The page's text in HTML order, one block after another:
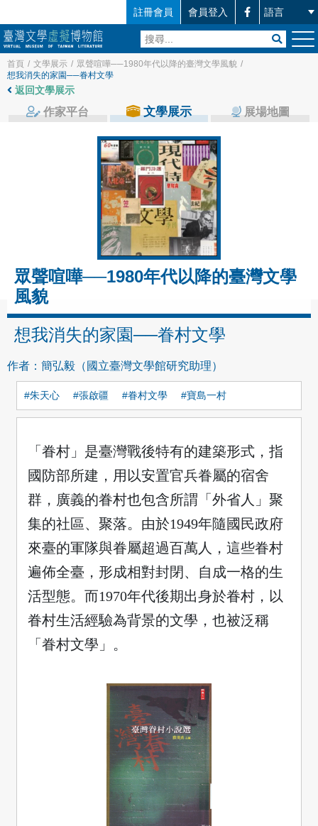
註冊會員 會員登入
首頁 / 文學展示 / 眾聲喧嘩──1980年代以降的臺灣文學風貌 /
想我消失的家園──眷村文學
返回文學展示
作家平台 文學展示 展場地圖
眾聲喧嘩──1980年代以降的臺灣文學
風貌
想我消失的家園──眷村文學
作者： 簡弘毅（國立臺灣文學館研究助理）
#朱天心 #張啟疆 #眷村文學 #寶島一村
「眷村」是臺灣戰後特有的建築形式，指
國防部所建，用以安置官兵眷屬的宿舍
群，廣義的眷村也包含所謂「外省人」聚
集的社區、聚落。由於1949年隨國民政府
來臺的軍隊與眷屬超過百萬人，這些眷村
遍佈全臺，形成相對封閉、自成一格的生
活型態。而1970年代後期出身於眷村，以
眷村生活經驗為背景的文學，也被泛稱
「眷村文學」。